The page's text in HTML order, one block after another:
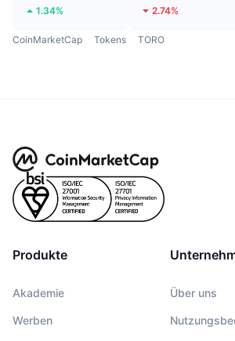
1.34% 2.74%
CoinMarketCap Tokens TORO
Produkte
Akademie
Werben
Über uns